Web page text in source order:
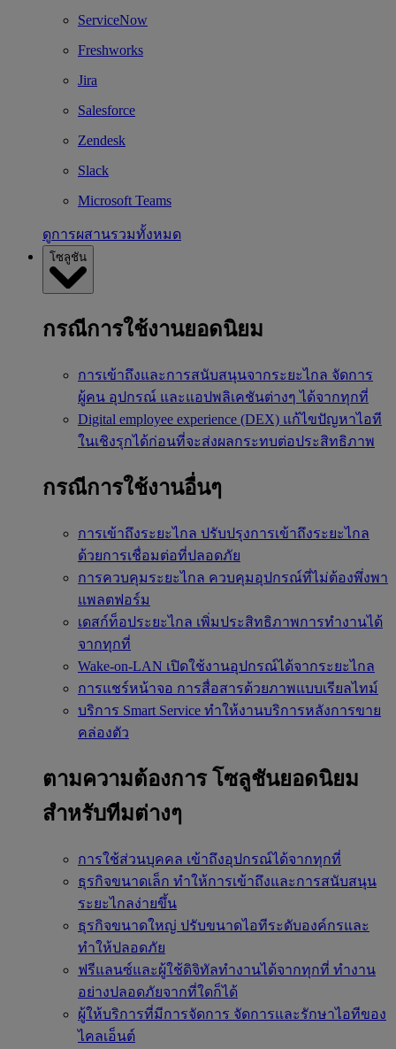
ServiceNow
Freshworks
Jira
Salesforce
Zendesk
Slack
Microsoft Teams
ดูการผสานรวมทั้งหมด
โซลูชัน
กรณีการใช้งานยอดนิยม
การเข้าถึงและการสนับสนุนจากระยะไกล จัดการ
ผู้คน อุปกรณ์ และแอปพลิเคชันต่างๆ ได้จากทุกที่
Digital employee experience (DEX) แก้ไขปัญหาไอที
ในเชิงรุกได้ก่อนที่จะส่งผลกระทบต่อประสิทธิภาพ
กรณีการใช้งานอื่นๆ
การเข้าถึงระยะไกล ปรับปรุงการเข้าถึงระยะไกล
ด้วยการเชื่อมต่อที่ปลอดภัย
การควบคุมระยะไกล ควบคุมอุปกรณ์ที่ไม่ต้องพึ่งพา
แพลตฟอร์ม
เดสก์ท็อประยะไกล เพิ่มประสิทธิภาพการทำงานได้
จากทุกที่
Wake-on-LAN เปิดใช้งานอุปกรณ์ได้จากระยะไกล
การแชร์หน้าจอ การสื่อสารด้วยภาพแบบเรียลไทม์
บริการ Smart Service ทำให้งานบริการหลังการขาย
คล่องตัว
ตามความต้องการ โซลูชันยอดนิยม
สำหรับทีมต่างๆ
การใช้ส่วนบุคคล เข้าถึงอุปกรณ์ได้จากทุกที่
ธุรกิจขนาดเล็ก ทำให้การเข้าถึงและการสนับสนุน
ระยะไกลง่ายขึ้น
ธุรกิจขนาดใหญ่ ปรับขนาดไอทีระดับองค์กรและ
ทำให้ปลอดภัย
ฟรีแลนซ์และผู้ใช้ดิจิทัลทำงานได้จากทุกที่ ทำงาน
อย่างปลอดภัยจากที่ใดก็ได้
ผู้ให้บริการที่มีการจัดการ จัดการและรักษาไอทีของ
ไคลเอ็นต์